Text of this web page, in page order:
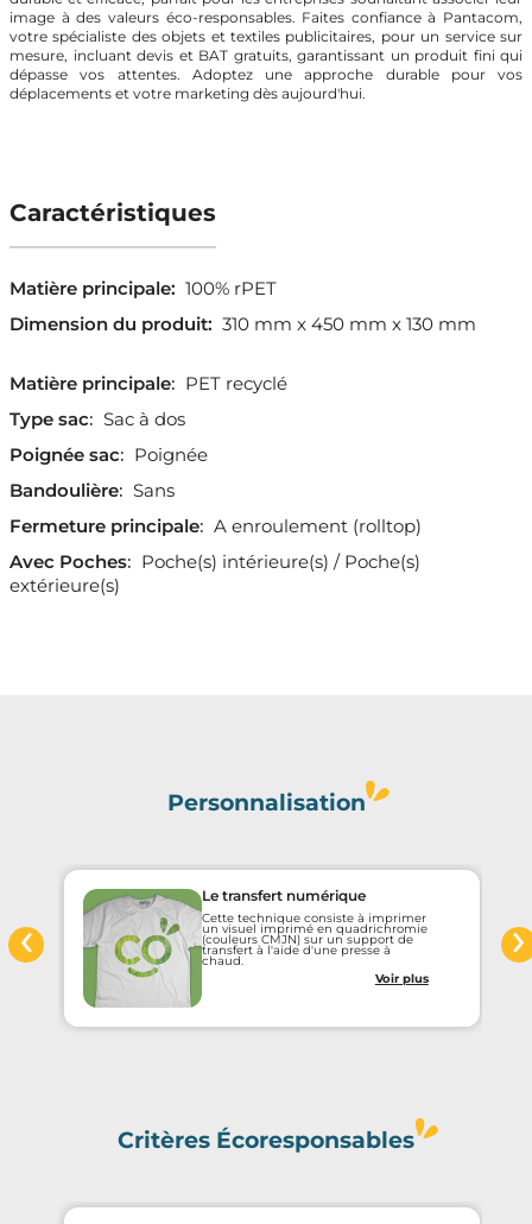
image à des valeurs éco-responsables. Faites confiance à Pantacom,
votre spécialiste des objets et textiles publicitaires, pour un service sur
mesure, incluant devis et BAT gratuits, garantissant un produit fini qui
dépasse vos attentes. Adoptez une approche durable pour vos
déplacements et votre marketing dès aujourd'hui.
Caractéristiques
Matière principale: 100% rPET
Dimension du produit: 310 mm x 450 mm x 130 mm
Matière principale: PET recyclé
Type sac: Sac à dos
Poignée sac: Poignée
Bandoulière: Sans
Fermeture principale: A enroulement (rolltop)
Avec Poches: Poche(s) intérieure(s) / Poche(s)
extérieure(s)
Personnalisation
Le transfert numérique
Cette technique consiste à imprimer
un visuel imprimé en quadrichromie
(couleurs CMJN) sur un support de
transfert à l'aide d'une presse à
chaud.
Voir plus
‹ ›
Critères Écoresponsables